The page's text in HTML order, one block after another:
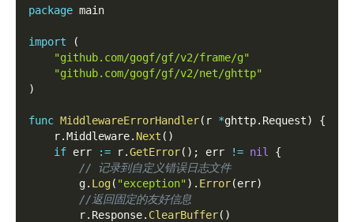
package main
import
(
"github.com/gogf/gf/v2/frame/g"
"github.com/gogf/gf/v2/net/ghttp"
)
func MiddlewareErrorHandler( r *ghttp. Request)
{
    r
.Middleware. Next ( )
if err := r.GetError( ) ; err != nil
{
// 记录到自定义错误日志文件
        g
. Log( "exception") . Error(err)
//返回固定的友好信息
        r
. Response. ClearBuffer( )